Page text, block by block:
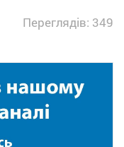
Переглядів: 349